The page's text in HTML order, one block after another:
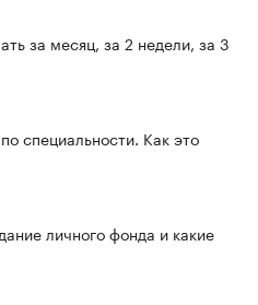
за месяц, за 2 недели, за 3
специальности. Как это
личного фонда и какие